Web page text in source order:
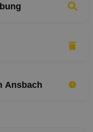
Ansbach